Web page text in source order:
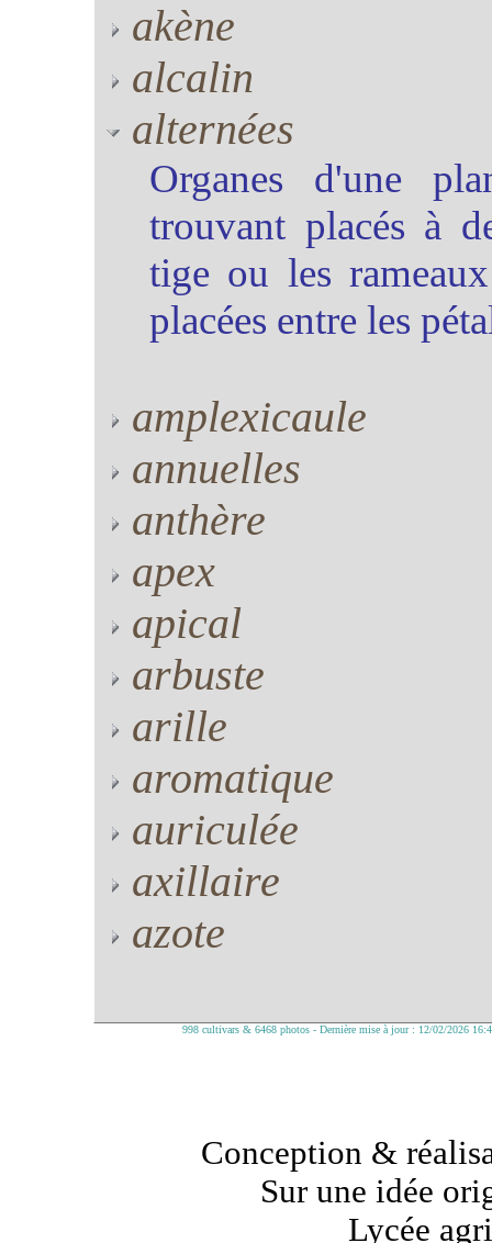
akène
alcalin
alternées
Organes d'une
trouvant placés à
tige ou les
placées entre les
amplexicaule
annuelles
anthère
apex
apical
arbuste
arille
aromatique
auriculée
axillaire
azote
998 cultivars & 6468 photos - Dernière mise à jour : 12/02/2026
Conception &
Sur une idée
Lycée